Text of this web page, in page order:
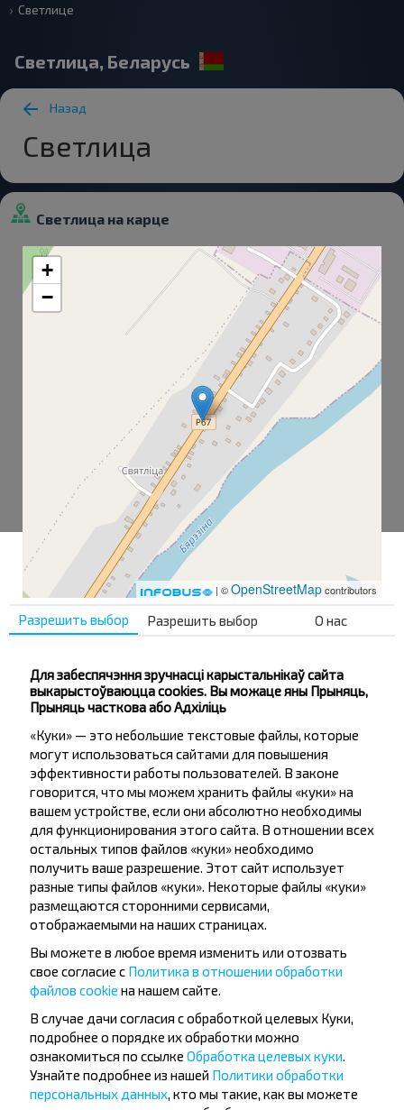
Светлице
Светлица, Беларусь
Назад
Светлица
Светлица на карце
+
−
| ©OpenStreetMapcontributors
Светлица-1
Жадаеце
падарожнічаць
танней?
Не прапусці спецыяльныя акцыі, зніжкі і іншыя
цікавыя прапановы INFOBUS. Падпішыся на
атрыманне навін і падарожнічай з намі танней!
Падпісацц
Разрешить выбор Разрешить выбор О нас
Для забеспячэння зручнасці карыстальнікаў сайта
выкарыстоўваюцца cookies. Вы можаце яны Прыняць,
Прыняць часткова або Адхіліць
«Куки» — это небольшие текстовые файлы, которые
могут использоваться сайтами для повышения
эффективности работы пользователей. В законе
говорится, что мы можем хранить файлы «куки» на
вашем устройстве, если они абсолютно необходимы
для функционирования этого сайта. В отношении всех
остальных типов файлов «куки» необходимо
получить ваше разрешение. Этот сайт использует
разные типы файлов «куки». Некоторые файлы «куки»
размещаются сторонними сервисами,
отображаемыми на наших страницах.
Вы можете в любое время изменить или отозвать
свое согласие с Политика в отношении обработки
файлов cookie на нашем сайте.
В случае дачи согласия с обработкой целевых Куки,
подробнее о порядке их обработки можно
ознакомиться по ссылке Обработка целевых куки.
Узнайте подробнее из нашей Политики обработки
персональных данных, кто мы такие, как вы можете